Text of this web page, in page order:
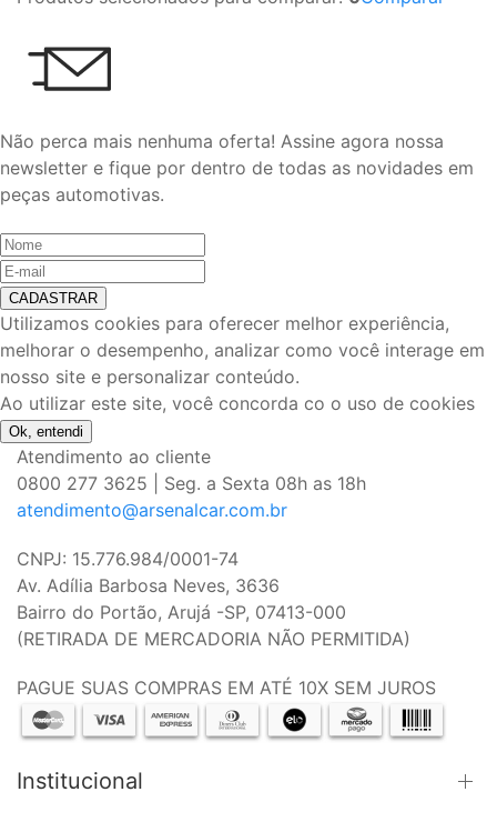
Não perca mais nenhuma oferta! Assine agora nossa
newsletter e fique por dentro de todas as novidades em
peças automotivas.
CADASTRAR
Utilizamos cookies para oferecer melhor experiência,
melhorar o desempenho, analizar como você interage em
nosso site e personalizar conteúdo.
Ao utilizar este site, você concorda co o uso de cookies
Ok, entendi
Atendimento ao cliente
0800 277 3625 | Seg. a Sexta 08h as 18h
atendimento@arsenalcar.com.br
CNPJ: 15.776.984/0001-74
Av. Adília Barbosa Neves, 3636
Bairro do Portão, Arujá -SP, 07413-000
(RETIRADA DE MERCADORIA NÃO PERMITIDA)
PAGUE SUAS COMPRAS EM ATÉ 10X SEM JUROS
Institucional